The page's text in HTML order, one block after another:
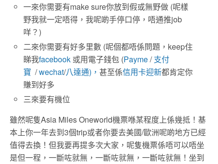
一來你需要有make sure你放到假或無野做 (呢樣
野我就一定唔得，我呢啲手停口停，唔通推job
咩？)
二來你需要有好多里數 (呢個都唔係問題，keep住
睇我facebook 或用電子錢包 (Payme/支付
寶/wechat/八達通)，甚至係信用卡迎新都肯定你
賺到好多
三來要有機位
雖然呢隻Asia Miles Oneworld機票喺某程度上係幾抵！基
本上你一年去到3個trip或者你要去美國/歐洲呢啲地方已經
值得去換！但我要再提多次大家，呢隻機票係唔可以唔坐
是但一程，一斷咗就無，一斷咗就無，一斷咗就無！坐到